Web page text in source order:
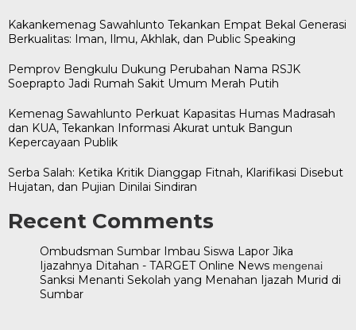
Kakankemenag Sawahlunto Tekankan Empat Bekal Generasi
Berkualitas: Iman, Ilmu, Akhlak, dan Public Speaking
Pemprov Bengkulu Dukung Perubahan Nama RSJK
Soeprapto Jadi Rumah Sakit Umum Merah Putih
Kemenag Sawahlunto Perkuat Kapasitas Humas Madrasah
dan KUA, Tekankan Informasi Akurat untuk Bangun
Kepercayaan Publik
Serba Salah: Ketika Kritik Dianggap Fitnah, Klarifikasi Disebut
Hujatan, dan Pujian Dinilai Sindiran
Recent Comments
Ombudsman Sumbar Imbau Siswa Lapor Jika
Ijazahnya Ditahan - TARGET Online News mengenai
Sanksi Menanti Sekolah yang Menahan Ijazah Murid di
Sumbar